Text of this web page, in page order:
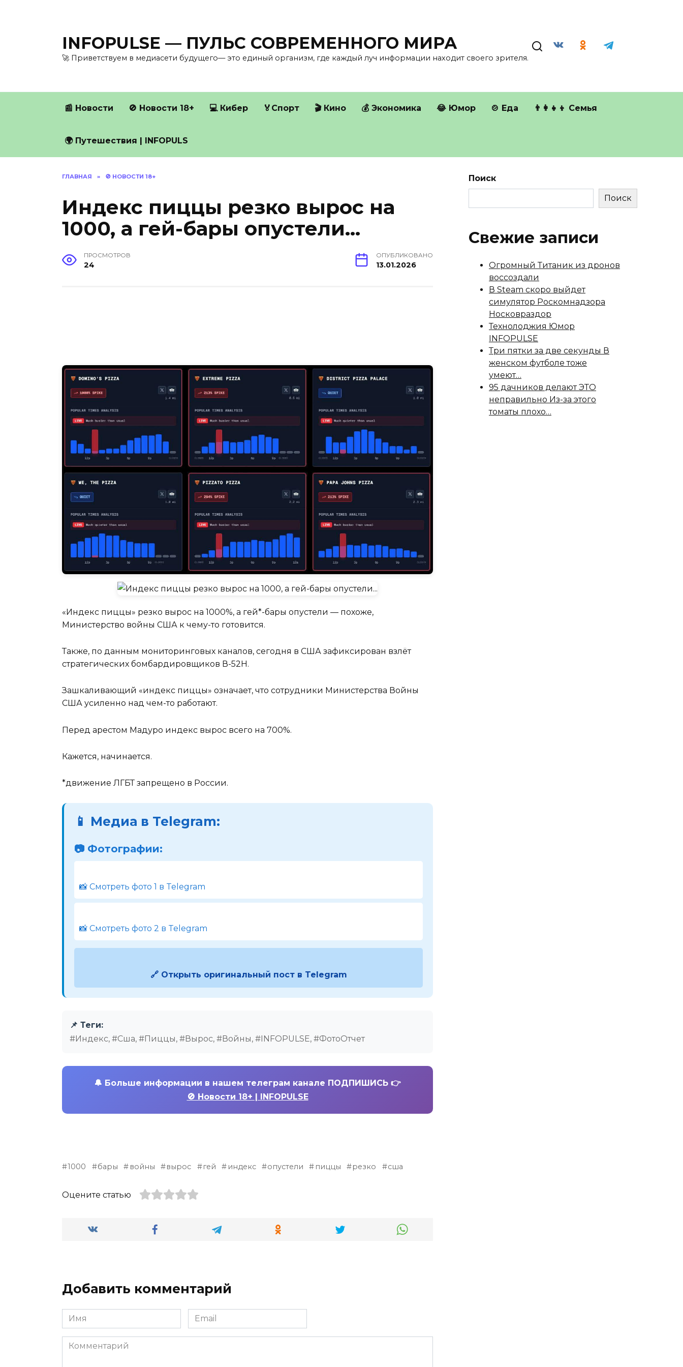
INFOPULSE — ПУЛЬС СОВРЕМЕННОГО МИРА
🚀 Приветствуем в медиасети будущего— это единый организм, где каждый луч информации находит своего зрителя.
📰 Новости 🚫 Новости 18+ 💻 Кибер 🏅Спорт 🎬 Кино 💰 Экономика 😂 Юмор 🍲 Еда 👨‍👩‍👧‍👦 Семья
🌍 Путешествия | INFOPULS
ГЛАВНАЯ » 🚫 НОВОСТИ 18+
Индекс пиццы резко вырос на
1000, а гей-бары опустели…
ПРОСМОТРОВ
24
ОПУБЛИКОВАНО
13.01.2026
«Индекс пиццы» резко вырос на 1000%, а гей*-бары опустели — похоже,
Министерство войны США к чему-то готовится.
Также, по данным мониторинговых каналов, сегодня в США зафиксирован взлёт
стратегических бомбардировщиков В-52Н.
Зашкаливающий «индекс пиццы» означает, что сотрудники Министерства Войны
США усиленно над чем-то работают.
Перед арестом Мадуро индекс вырос всего на 700%.
Кажется, начинается.
*движение ЛГБТ запрещено в России.
📱 Медиа в Telegram:
📷 Фотографии:
📸 Смотреть фото 1 в Telegram
📸 Смотреть фото 2 в Telegram
🔗 Открыть оригинальный пост в Telegram
📌 Теги:
#Индекс, #Сша, #Пиццы, #Вырос, #Войны, #INFOPULSE, #ФотоОтчет
🔔 Больше информации в нашем телеграм канале ПОДПИШИСЬ 👉
🚫 Новости 18+ | INFOPULSE
1000 бары войны вырос гей индекс опустели пиццы резко сша
Оцените статью
Добавить комментарий
Имя
*
Email
*
Комментарий
Поиск
Поиск
Свежие записи
Огромный Титаник из дронов
воссоздали
В Steam скоро выйдет
симулятор Роскомнадзора
Носковраздор
Технолоджия Юмор
INFOPULSE
Три пятки за две секунды В
женском футболе тоже
умеют…
95 дачников делают ЭТО
неправильно Из-за этого
томаты плохо…